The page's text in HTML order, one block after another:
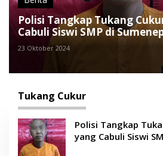
Polisi Tangkap Tukang
Cabuli Siswi SMP di
23 Oktober 2024
Tukang Cukur
Polisi Tangkap
yang Cabuli Siswi